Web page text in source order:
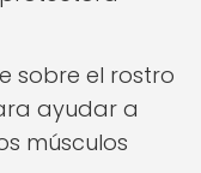
sobre el rostro
ayudar a
músculos